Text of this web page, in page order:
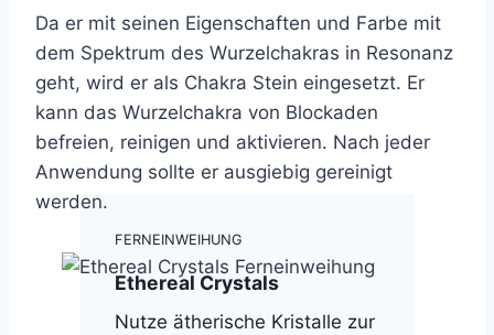
Da er mit seinen Eigenschaften und Farbe mit
dem Spektrum des Wurzelchakras in Resonanz
geht, wird er als Chakra Stein eingesetzt. Er
kann das Wurzelchakra von Blockaden
befreien, reinigen und aktivieren. Nach jeder
Anwendung sollte er ausgiebig gereinigt
werden.
FERNEINWEIHUNG
Ethereal Crystals
Nutze ätherische Kristalle zur